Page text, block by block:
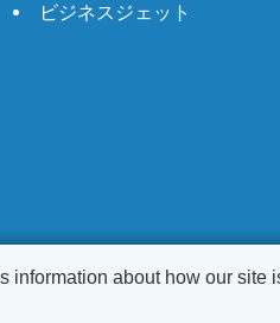
ビジネスジェット
information about how our site